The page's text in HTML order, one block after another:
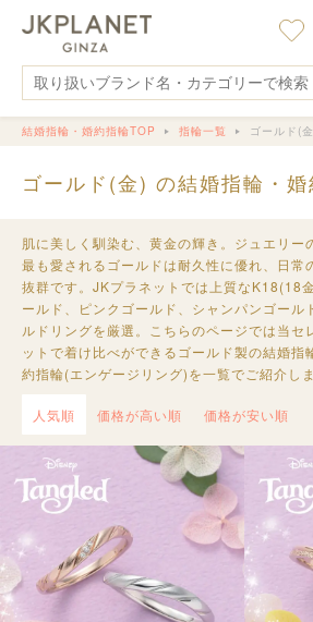
結婚指輪・婚約指輪TOP 指輪一覧 ゴールド(
ゴールド(金) の結婚指輪・婚
肌に美しく馴染む、黄金の輝き。ジュエリー
最も愛されるゴールドは耐久性に優れ、日常
抜群です。JKプラネットでは上質なK18(18
ールド、ピンクゴールド、シャンパンゴール
ルドリングを厳選。こちらのページでは当セ
ットで着け比べができるゴールド製の結婚指
約指輪(エンゲージリング)を一覧でご紹介しま
人気順 価格が高い順 価格が安い順